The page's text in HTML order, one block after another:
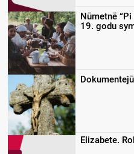
Nūmetnē
19. godu
Elizabete.